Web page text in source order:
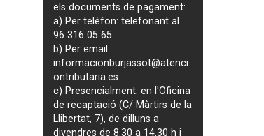
els documents de pagament:
a) Per telèfon: telefonant al
96 316 05 65.
b) Per email:
informacionburjassot@atenci
ontributaria.es.
c) Presencialment: en l'Oficina
de recaptació (C/ Màrtirs de la
Llibertat, 7), de dilluns a
divendres de 8.30 a 14.30 h i